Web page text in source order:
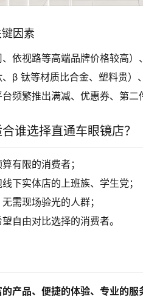
因素
依视路等高端品牌价格较高
β 钛等材质比合金、塑料贵
频繁推出满减、优惠券、第
谁选择直通车眼镜店？
有限的消费者；
下实体店的上班族、学生党；
需现场验光的人群；
自由对比选择的消费者。
的产品、便捷的体验、专业的服